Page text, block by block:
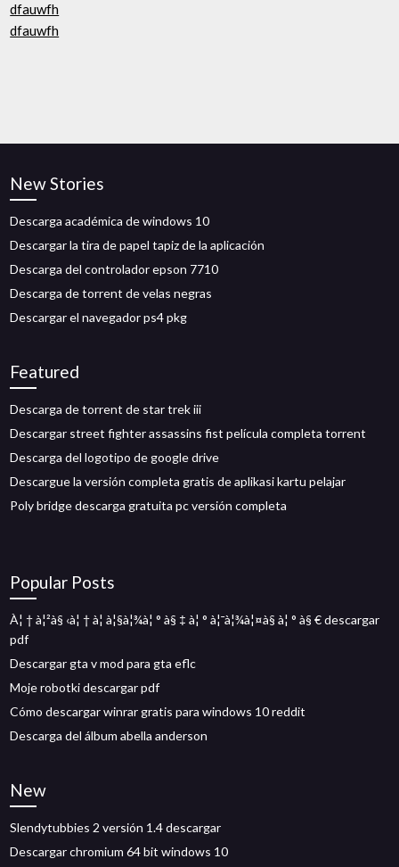
dfauwfh
dfauwfh
New Stories
Descarga académica de windows 10
Descargar la tira de papel tapiz de la aplicación
Descarga del controlador epson 7710
Descarga de torrent de velas negras
Descargar el navegador ps4 pkg
Featured
Descarga de torrent de star trek iii
Descargar street fighter assassins fist película completa torrent
Descarga del logotipo de google drive
Descargue la versión completa gratis de aplikasi kartu pelajar
Poly bridge descarga gratuita pc versión completa
Popular Posts
À¦ † à¦²à§ ‹à¦ † à¦ à¦§à¦¾à¦ ° à§ ‡ à¦ ° à¦¯à¦¾à¦¤à§ à¦ ° à§ € descargar
pdf
Descargar gta v mod para gta eflc
Moje robotki descargar pdf
Cómo descargar winrar gratis para windows 10 reddit
Descarga del álbum abella anderson
New
Slendytubbies 2 versión 1.4 descargar
Descargar chromium 64 bit windows 10